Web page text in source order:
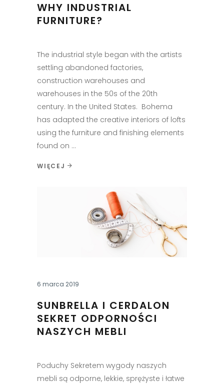
WHY INDUSTRIAL
FURNITURE?
The industrial style began with the artists
settling abandoned factories,
construction warehouses and
warehouses in the 50s of the 20th
century. In the United States. Bohema
has adapted the creative interiors of lofts
using the furniture and finishing elements
found on
WIĘCEJ
6 marca 2019
SUNBRELLA I CERDALON
SEKRET ODPORNOŚCI
NASZYCH MEBLI
Poduchy Sekretem wygody naszych
mebli są odporne, lekkie, sprężyste i łatwe